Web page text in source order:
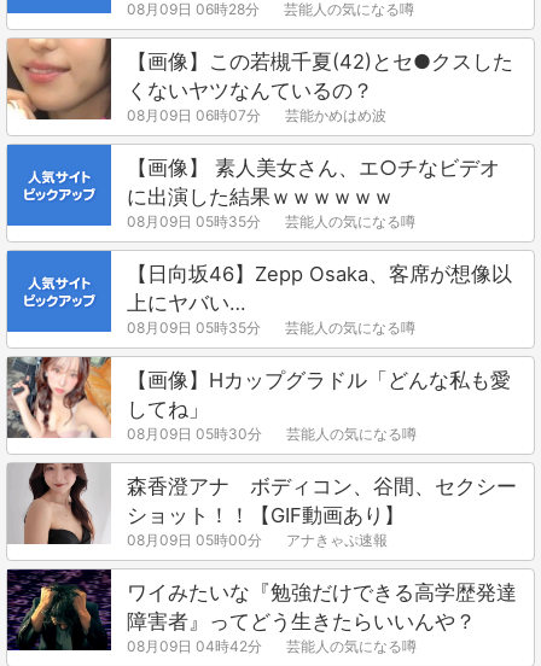
08月09日 06時28分 芸能人の気になる噂
【画像】この若槻千夏(42)とセ●クスした
くないヤツなんているの？
08月09日 06時07分 芸能かめはめ波
【画像】 素人美女さん、エ○チなビデオ
に出演した結果ｗｗｗｗｗｗ
08月09日 05時35分 芸能人の気になる噂
【日向坂46】Zepp Osaka、客席が想像以
上にヤバい…
08月09日 05時35分 芸能人の気になる噂
【画像】Hカップグラドル「どんな私も愛
してね」
08月09日 05時30分 芸能人の気になる噂
森香澄アナ ボディコン、谷間、セクシー
ショット！！【GIF動画あり】
08月09日 05時00分 アナきゃぷ速報
ワイみたいな『勉強だけできる高学歴発達
障害者』ってどう生きたらいいんや？
08月09日 04時42分 芸能人の気になる噂